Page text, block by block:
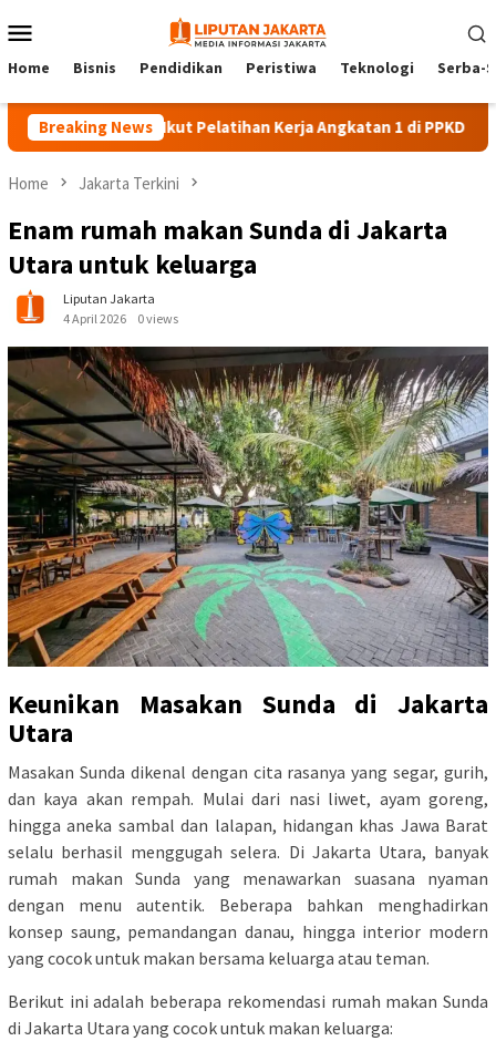
to
Menu
Home Bisnis Pendidikan Peristiwa Teknologi Serba-
Breaking News
Ikut Pelatihan Kerja Angkatan 1 di PPKD Jaksel
Home Jakarta Terkini
Enam rumah makan Sunda di Jakarta
Utara untuk keluarga
Liputan Jakarta
4 April 2026
0 views
Keunikan Masakan Sunda di Jakarta
Utara
Masakan Sunda dikenal dengan cita rasanya yang segar, gurih,
dan kaya akan rempah. Mulai dari nasi liwet, ayam goreng,
hingga aneka sambal dan lalapan, hidangan khas Jawa Barat
selalu berhasil menggugah selera. Di Jakarta Utara, banyak
rumah makan Sunda yang menawarkan suasana nyaman
dengan menu autentik. Beberapa bahkan menghadirkan
konsep saung, pemandangan danau, hingga interior modern
yang cocok untuk makan bersama keluarga atau teman.
Berikut ini adalah beberapa rekomendasi rumah makan Sunda
di Jakarta Utara yang cocok untuk makan keluarga: